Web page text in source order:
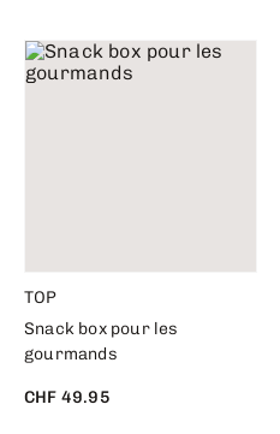
TOP
Snack box pour les
gourmands
CHF 49.95